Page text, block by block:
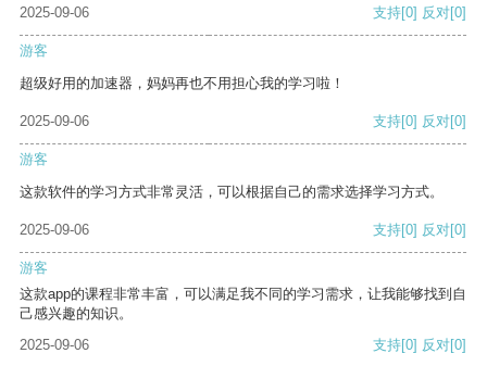
2025-09-06 支持[0] 反对[0]
游客
超级好用的加速器，妈妈再也不用担心我的学习啦！
2025-09-06 支持[0] 反对[0]
游客
这款软件的学习方式非常灵活，可以根据自己的需求选择学习方式。
2025-09-06 支持[0] 反对[0]
游客
这款app的课程非常丰富，可以满足我不同的学习需求，让我能够找到自
己感兴趣的知识。
2025-09-06
支持[0] 反对[0]